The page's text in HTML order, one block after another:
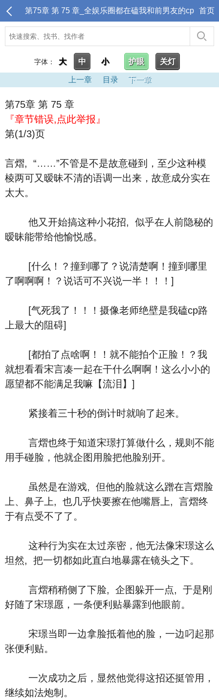
第75章 第 75 章_全娱乐圈都在磕我和前男友的cp 首页
字体： 大 中 小 护眼 关灯
上一章 目录 下一章
第75章 第 75 章
『章节错误,点此举报』
第(1/3)页
言熠, “……”不管是不是故意碰到，至少这种模
棱两可又暧昧不清的语调一出来，故意成分实在
太大。
他又开始搞这种小花招, 似乎在人前隐秘的
暧昧能带给他愉悦感。
[什么！？撞到哪了？说清楚啊！撞到哪里
了啊啊啊！？说话可不兴说一半！！！]
[气死我了！！！摄像老师绝壁是我磕cp路
上最大的阻碍]
[都拍了点啥啊！！就不能拍个正脸！？我
就想看看宋言凑一起在干什么啊啊！这么小小的
愿望都不能满足我嘛【流泪】]
紧接着三十秒的倒计时就响了起来。
言熠也终于知道宋璟打算做什么，规则不能
用手碰脸，他就企图用脸把他脸别开。
虽然是在游戏, 但他的脸就这么蹭在言熠脸
上、鼻子上, 也几乎快要擦在他嘴唇上, 言熠终
于有点受不了了。
这种行为实在太过亲密，他无法像宋璟这么
坦然, 把一切都如此直白地暴露在镜头之下。
言熠稍稍侧了下脸, 企图躲开一点, 于是刚
好随了宋璟愿，一条便利贴暴露到他眼前。
宋璟当即一边拿脸抵着他的脸，一边叼起那
张便利贴。
一次成功之后，显然他觉得这招还挺管用，
继续如法炮制。